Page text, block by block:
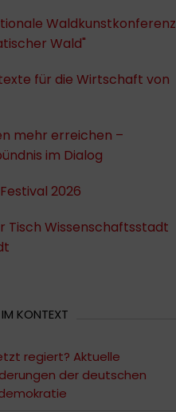
Waldkunstkonferenz
Wald"
für die Wirtschaft von
mehr erreichen –
im Dialog
2026
Tisch Wissenschaftsstadt
KONTEXT
regiert? Aktuelle
der deutschen